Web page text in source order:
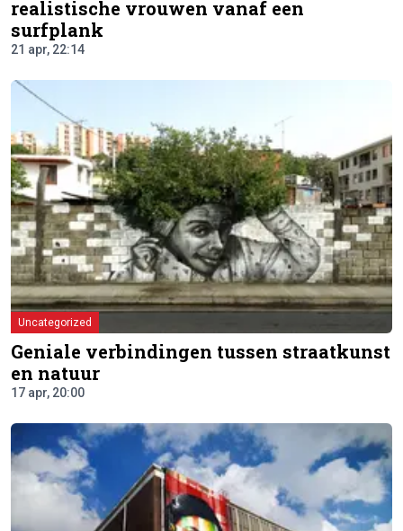
realistische vrouwen vanaf een
surfplank
21 apr, 22:14
Uncategorized
Geniale verbindingen tussen straatkunst
en natuur
17 apr, 20:00